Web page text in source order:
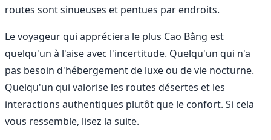
routes sont sinueuses et pentues par endroits.
Le voyageur qui appréciera le plus Cao Bằng est
quelqu'un à l'aise avec l'incertitude. Quelqu'un qui n'a
pas besoin d'hébergement de luxe ou de vie nocturne.
Quelqu'un qui valorise les routes désertes et les
interactions authentiques plutôt que le confort. Si cela
vous ressemble, lisez la suite.